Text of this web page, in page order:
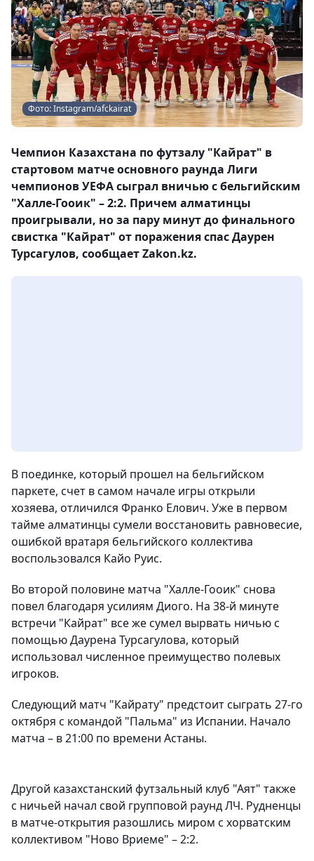
Фото: Instagram/afckairat
Чемпион Казахстана по футзалу "Кайрат" в
стартовом матче основного раунда Лиги
чемпионов УЕФА сыграл вничью с бельгийским
"Халле-Гооик" – 2:2. Причем алматинцы
проигрывали, но за пару минут до финального
свистка "Кайрат" от поражения спас Даурен
Турсагулов, сообщает Zakon.kz.
В поединке, который прошел на бельгийском
паркете, счет в самом начале игры открыли
хозяева, отличился Франко Елович. Уже в первом
тайме алматинцы сумели восстановить равновесие,
ошибкой вратаря бельгийского коллектива
воспользовался Кайо Руис.
Во второй половине матча "Халле-Гооик" снова
повел благодаря усилиям Диого. На 38-й минуте
встречи "Кайрат" все же сумел вырвать ничью с
помощью Даурена Турсагулова, который
использовал численное преимущество полевых
игроков.
Следующий матч "Кайрату" предстоит сыграть 27-го
октября с командой "Пальма" из Испании. Начало
матча – в 21:00 по времени Астаны.
Другой казахстанский футзальный клуб "Аят" также
с ничьей начал свой групповой раунд ЛЧ. Рудненцы
в матче-открытия разошлись миром с хорватским
коллективом "Ново Вриеме" – 2:2.